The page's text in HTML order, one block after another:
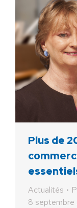
Plus de
Actualités
8 septembre